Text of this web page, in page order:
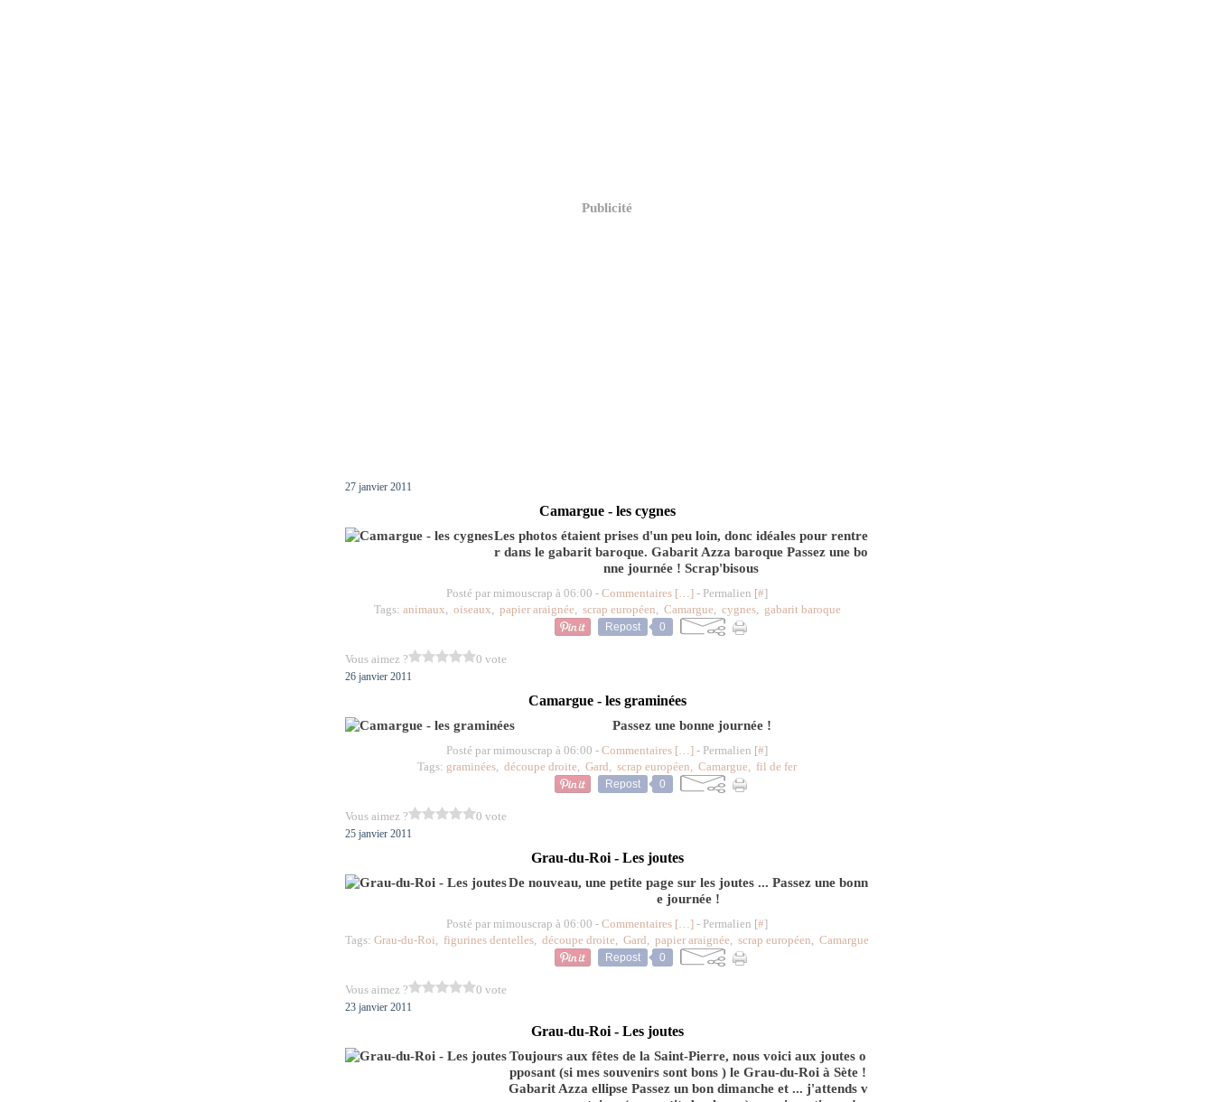
Publicité
27 janvier 2011
Camargue - les cygnes
Les photos étaient prises d'un peu loin, donc idéales pour rentre
r dans le gabarit baroque. Gabarit Azza baroque Passez une bo
nne journée ! Scrap'bisous
Posté par mimouscrap à 06:00 - Commentaires […] - Permalien [#]
Tags: animaux, oiseaux, papier araignée, scrap européen, Camargue, cygnes, gabarit baroque
Repost 0
Vous aimez ? 0 vote
26 janvier 2011
Camargue - les graminées
Passez une bonne journée !
Posté par mimouscrap à 06:00 - Commentaires […] - Permalien [#]
Tags: graminées, découpe droite, Gard, scrap européen, Camargue, fil de fer
Repost 0
Vous aimez ? 0 vote
25 janvier 2011
Grau-du-Roi - Les joutes
De nouveau, une petite page sur les joutes ... Passez une bonn
e journée !
Posté par mimouscrap à 06:00 - Commentaires […] - Permalien [#]
Tags: Grau-du-Roi, figurines dentelles, découpe droite, Gard, papier araignée, scrap européen, Camargue
Repost 0
Vous aimez ? 0 vote
23 janvier 2011
Grau-du-Roi - Les joutes
Toujours aux fêtes de la Saint-Pierre, nous voici aux joutes o
pposant (si mes souvenirs sont bons ) le Grau-du-Roi à Sète !
Gabarit Azza ellipse Passez un bon dimanche et ... j'attends v